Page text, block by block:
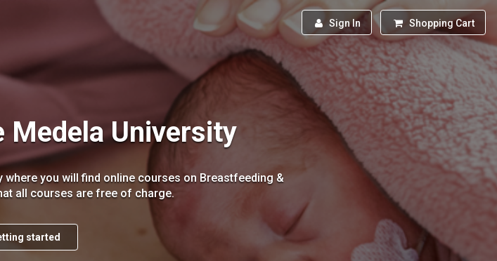
Sign In Shopping Cart
Medela University
where you will find online courses on Breastfeeding &
all courses are free of charge.
started